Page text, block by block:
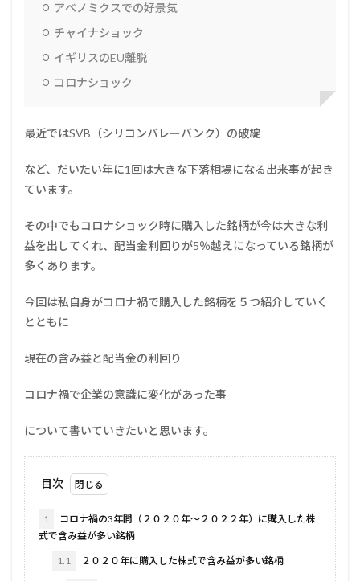
アベノミクスでの好景気
チャイナショック
イギリスのEU離脱
コロナショック
最近ではSVB（シリコンバレーバンク）の破綻
など、だいたい年に1回は大きな下落相場になる出来事が起き
ています。
その中でもコロナショック時に購入した銘柄が今は大きな利
益を出してくれ、配当金利回りが5％越えになっている銘柄が
多くあります。
今回は私自身がコロナ禍で購入した銘柄を５つ紹介していく
とともに
現在の含み益と配当金の利回り
コロナ禍で企業の意識に変化があった事
について書いていきたいと思います。
目次
1
コロナ禍の3年間（２０２０年～２０２２年）に購入した株
式で含み益が多い銘柄
1.1 ２０２０年に購入した株式で含み益が多い銘柄